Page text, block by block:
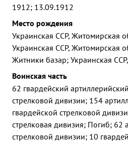
1912; 13.09.1912
Место рождения
Украинская ССР, Житомирская
Украинская ССР, Житомирская
Житники базар; Украинская
Воинская часть
62 гвардейский
стрелковой дивизии; 154
гвардейской стрелковой
стрелковая дивизия; Погиб; 62
стрелковой дивизии; 10